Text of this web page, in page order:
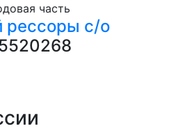
часть
рессоры с/о